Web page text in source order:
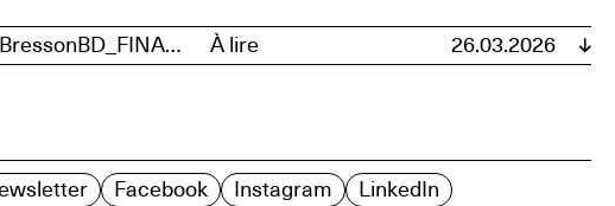
Poster_GuillaumeBressonBD_FINAL_260416 À lire 26.03.2026
Facebook Instagram LinkedIn